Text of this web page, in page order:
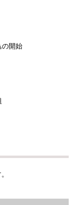
開始